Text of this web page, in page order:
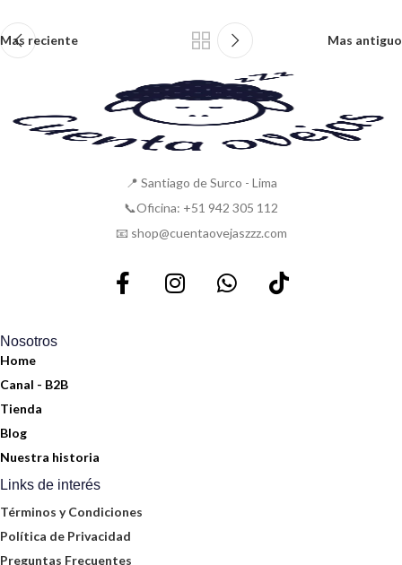
Mas reciente Mas antiguo
📍 Santiago de Surco - Lima
📞Oficina: +51 942 305 112
📧 shop@cuentaovejaszzz.com
Nosotros
Home
Canal - B2B
Tienda
Blog
Nuestra historia
Links de interés
Términos y Condiciones
Política de Privacidad
Preguntas Frecuentes